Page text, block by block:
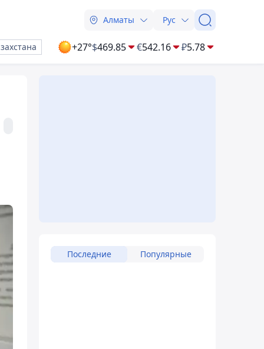
Алматы Рус
+27°$469.85 €542.16 ₽5.78
Последние Популярные